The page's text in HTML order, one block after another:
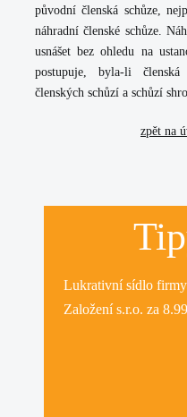
původní členská schůze,
náhradní členské schůze.
usnášet bez ohledu na
postupuje, byla-li
členských schůzí a schůzí
zpět na
Lukrativnísídlo firmy
Založení s.r.o. za